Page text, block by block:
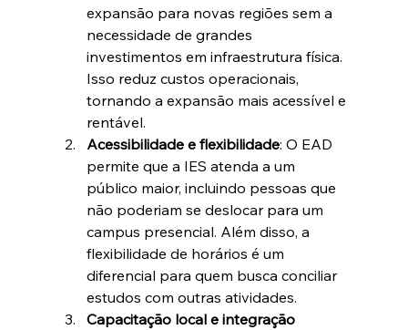
expansão para novas regiões sem a
necessidade de grandes
investimentos em infraestrutura física.
Isso reduz custos operacionais,
tornando a expansão mais acessível e
rentável.
Acessibilidade e flexibilidade: O EAD
permite que a IES atenda a um
público maior, incluindo pessoas que
não poderiam se deslocar para um
campus presencial. Além disso, a
flexibilidade de horários é um
diferencial para quem busca conciliar
estudos com outras atividades.
Capacitação local e integração